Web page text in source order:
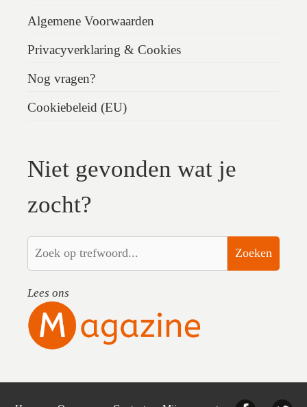
Algemene Voorwaarden
Privacyverklaring & Cookies
Nog vragen?
Cookiebeleid (EU)
Niet gevonden wat je
zocht?
Zoeken
Lees ons